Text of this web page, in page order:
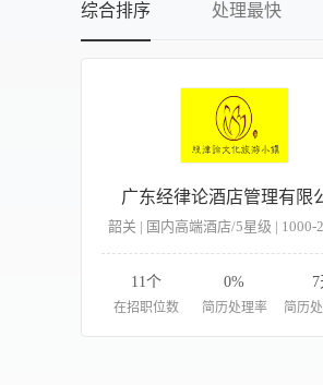
综合排序 处理最快
广东经律论酒店管理有限
韶关 | 国内高端酒店/5星级 | 1000-
11个
在招职位数
0%
简历处理率
7
简历